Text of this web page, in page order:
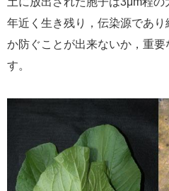
年近く生き残り，伝染源であ
か防ぐことが出来ないか，重要
す。